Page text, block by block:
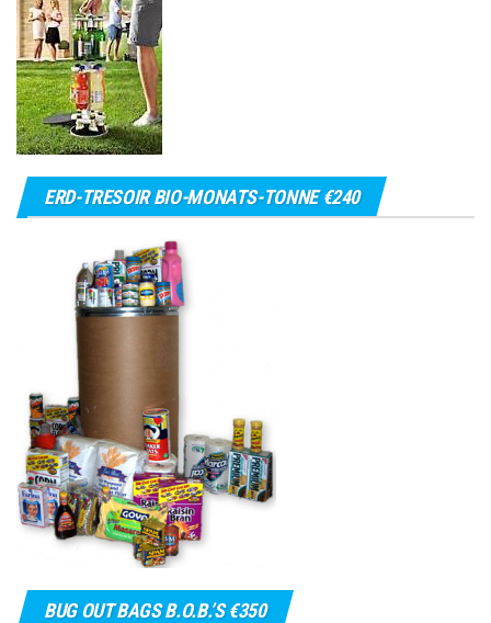
ERD-TRESOIR BIO-MONATS-TONNE €240
BUG OUT BAGS B.O.B.’S €350